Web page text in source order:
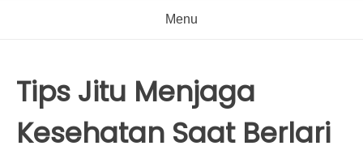
Menu
Tips Jitu Menjaga
Kesehatan Saat Berlari